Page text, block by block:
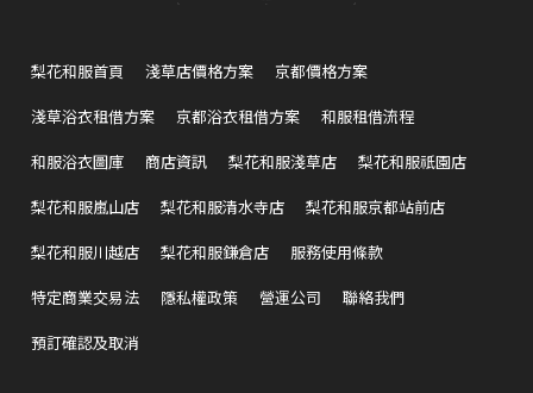
梨花和服首頁 淺草店價格方案
京都價格方案
淺草浴衣租借方案
京都浴衣租借方案
和服租借流程
和服浴衣圖庫
商店資訊 梨花和服淺草店
梨花和服祇園店
梨花和服嵐山店
梨花和服清水寺店
梨花和服京都站前店
梨花和服川越店
梨花和服鎌倉店
服務使用條款
特定商業交易法
隱私權政策 營運公司
聯絡我們
預訂確認及取消